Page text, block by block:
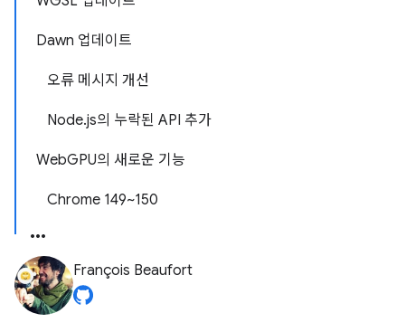
Dawn 업데이트
오류 메시지 개선
Node.js의 누락된 API 추가
WebGPU의 새로운 기능
Chrome 149~150
François Beaufort